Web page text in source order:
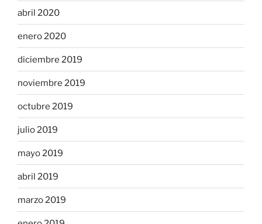
abril 2020
enero 2020
diciembre 2019
noviembre 2019
octubre 2019
julio 2019
mayo 2019
abril 2019
marzo 2019